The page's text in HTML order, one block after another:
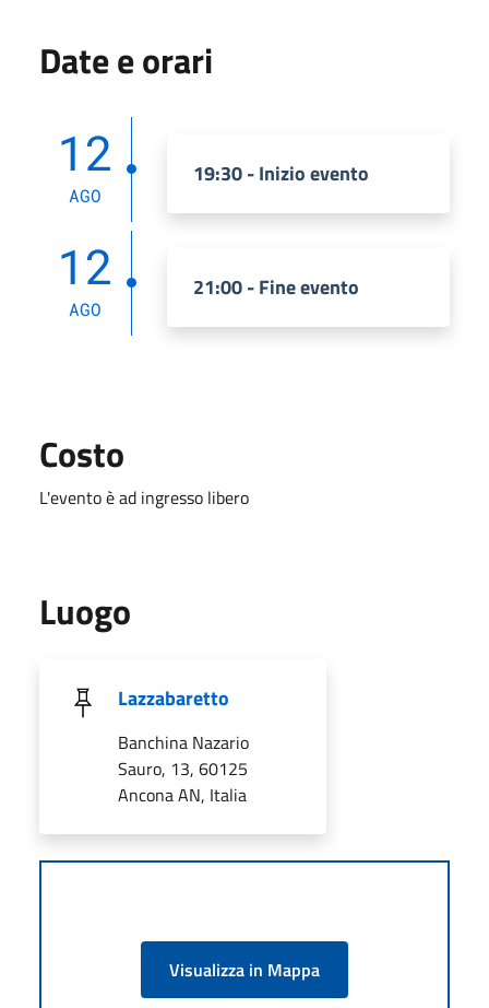
Date e orari
12
AGO
19:30 - Inizio evento
12
AGO
21:00 - Fine evento
Costo
L'evento è ad ingresso libero
Luogo
Lazzabaretto
Banchina Nazario
Sauro, 13, 60125
Ancona AN, Italia
Visualizza in Mappa